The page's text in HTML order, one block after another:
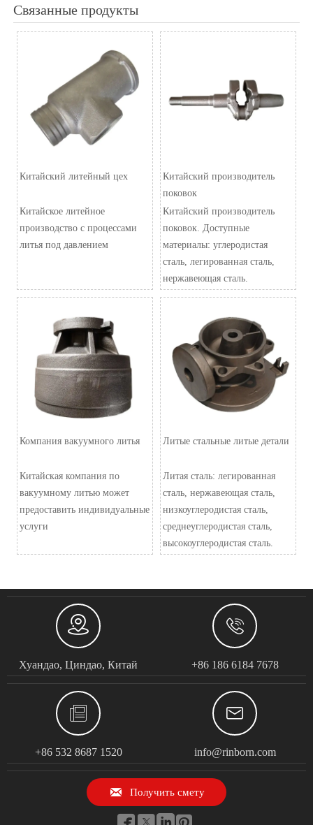
Связанные продукты
Китайский литейный цех
Китайское литейное
производство с процессами
литья под давлением
Китайский производитель
поковок
Китайский производитель
поковок. Доступные
материалы: углеродистая
сталь, легированная сталь,
нержавеющая сталь.
Компания вакуумного литья
Китайская компания по
вакуумному литью может
предоставить индивидуальные
услуги
Литые стальные литые детали
Литая сталь: легированная
сталь, нержавеющая сталь,
низкоуглеродистая сталь,
среднеуглеродистая сталь,
высокоуглеродистая сталь.

Хуандао, Циндао, Китай

+86 186 6184 7678

+86 532 8687 1520

info@rinborn.com
 Получить смету